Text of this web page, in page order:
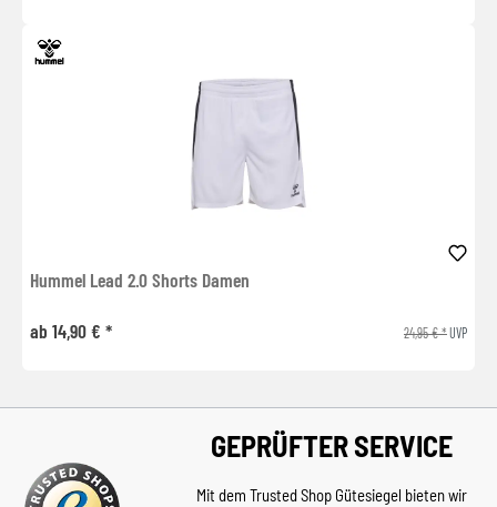
Hummel Lead 2.0 Shorts Damen
ab 14,90 € * 24,95 € *UVP
GEPRÜFTER SERVICE
Mit dem Trusted Shop Gütesiegel bieten wir